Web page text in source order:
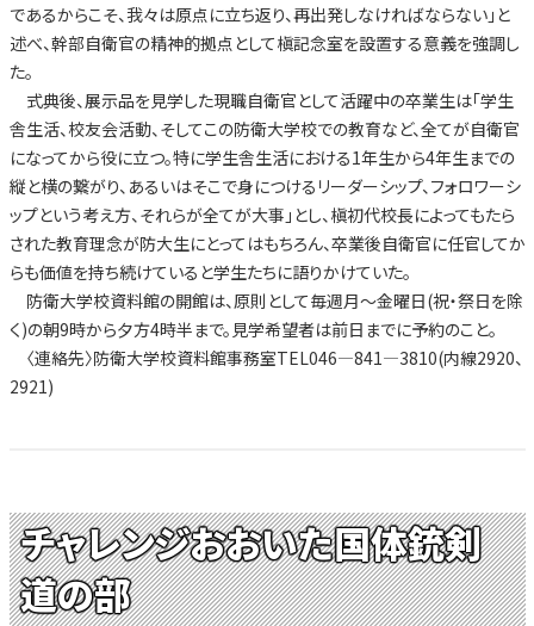
であるからこそ、我々は原点に立ち返り、再出発しなければならない」と
述べ、幹部自衛官の精神的拠点として槇記念室を設置する意義を強調し
た。
式典後、展示品を見学した現職自衛官として活躍中の卒業生は「学生
舎生活、校友会活動、そしてこの防衛大学校での教育など、全てが自衛官
になってから役に立つ。特に学生舎生活における1年生から4年生までの
縦と横の繋がり、あるいはそこで身につけるリーダーシップ、フォロワーシ
ップという考え方、それらが全てが大事」とし、槇初代校長によってもたら
された教育理念が防大生にとってはもちろん、卒業後自衛官に任官してか
らも価値を持ち続けていると学生たちに語りかけていた。
防衛大学校資料館の開館は、原則として毎週月～金曜日(祝・祭日を除
く)の朝9時から夕方4時半まで。見学希望者は前日までに予約のこと。
〈連絡先〉防衛大学校資料館事務室TEL046―841―3810(内線2920、
2921)
チャレンジおおいた国体銃剣
道の部